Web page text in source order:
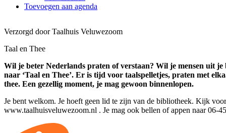
Toevoegen aan agenda
Verzorgd door Taalhuis Veluwezoom
Taal en Thee
Wil je beter Nederlands praten of verstaan? Wil je mensen uit
naar ‘Taal en Thee’. Er is tijd voor taalspelletjes, praten met
thee. Een gezellig moment, je mag gewoon binnenlopen.
Je bent welkom. Je hoeft geen lid te zijn van de bibliotheek. Kijk
www.taalhuisveluwezoom.nl . Je mag ook bellen of appen naar 06-